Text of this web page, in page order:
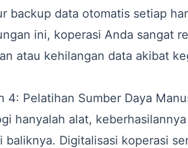
backup data otomatis setiap
ini, koperasi Anda sangat
atau kehilangan data akibat
4: Pelatihan Sumber Daya
hanyalah alat,
baliknya. Digitalisasi koperasi